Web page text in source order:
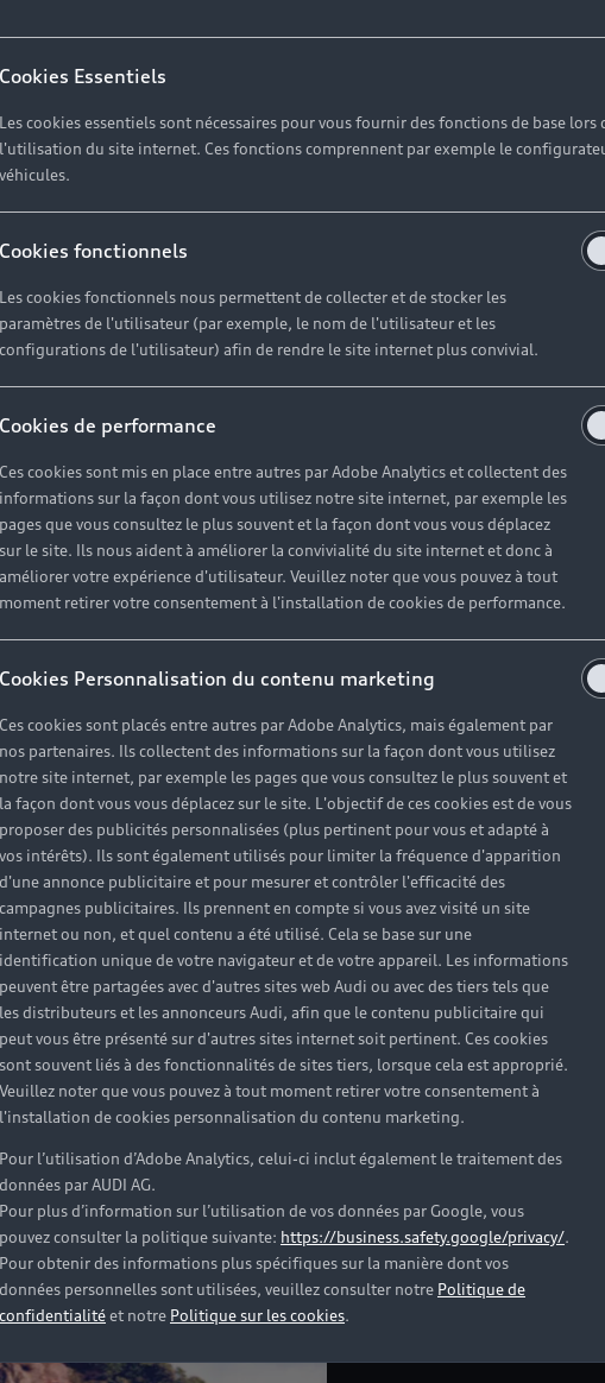
S6 d’occasion
d’occasion,
sélection
Sport, les Audi S6 et RS 6 se dévoilent avec un design
en nid d’abeille, les étriers de frein peints en rouge
allure au tempérament racé.
Cookies Essentiels
Les cookies essentiels sont nécessaires pour vous fournir des fonctions de base lors
l'utilisation du site internet. Ces fonctions comprennent par exemple le
véhicules.
Cookies fonctionnels
Les cookies fonctionnels nous permettent de collecter et de stocker les
paramètres de l'utilisateur (par exemple, le nom de l'utilisateur et les
configurations de l'utilisateur) afin de rendre le site internet plus convivial.
Cookies de performance
Ces cookies sont mis en place entre autres par Adobe Analytics et collectent des
informations sur la façon dont vous utilisez notre site internet, par exemple les
pages que vous consultez le plus souvent et la façon dont vous vous déplacez
sur le site. Ils nous aident à améliorer la convivialité du site internet et donc à
améliorer votre expérience d'utilisateur. Veuillez noter que vous pouvez à tout
moment retirer votre consentement à l'installation de cookies de performance.
Cookies Personnalisation du contenu marketing
Ces cookies sont placés entre autres par Adobe Analytics, mais également par
nos partenaires. Ils collectent des informations sur la façon dont vous utilisez
notre site internet, par exemple les pages que vous consultez le plus souvent et
la façon dont vous vous déplacez sur le site. L'objectif de ces cookies est de vous
proposer des publicités personnalisées (plus pertinent pour vous et adapté à
vos intérêts). Ils sont également utilisés pour limiter la fréquence d'apparition
d'une annonce publicitaire et pour mesurer et contrôler l'efficacité des
campagnes publicitaires. Ils prennent en compte si vous avez visité un site
internet ou non, et quel contenu a été utilisé. Cela se base sur une
identification unique de votre navigateur et de votre appareil. Les informations
peuvent être partagées avec d'autres sites web Audi ou avec des tiers tels que
les distributeurs et les annonceurs Audi, afin que le contenu publicitaire qui
peut vous être présenté sur d'autres sites internet soit pertinent. Ces cookies
sont souvent liés à des fonctionnalités de sites tiers, lorsque cela est approprié.
Veuillez noter que vous pouvez à tout moment retirer votre consentement à
l'installation de cookies personnalisation du contenu marketing.
Pour l’utilisation d’Adobe Analytics, celui-ci inclut également le traitement des
données par AUDI AG.
Pour plus d’information sur l’utilisation de vos données par Google, vous
pouvez consulter la politique suivante: https://business.safety.google/privacy/.
Pour obtenir des informations plus spécifiques sur la manière dont vos
données personnelles sont utilisées, veuillez consulter notre Politique de
confidentialitéet notre Politique sur les cookies.